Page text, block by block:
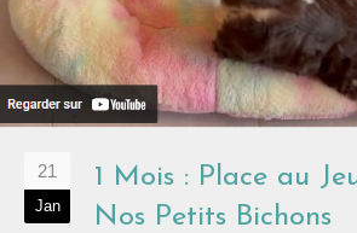
21
Jan
1 Mois : Place au
Nos Petits Bichons